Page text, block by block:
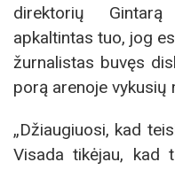
direktorių
apkaltintas tuo, jog
žurnalistas buvęs
porą arenoje vykusių
„Džiaugiuosi, kad
Visada tikėjau, kad